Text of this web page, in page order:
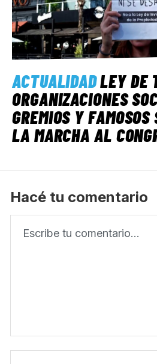
ACTUALIDADLEY DE
ORGANIZACIONES
GREMIOS Y
LA MARCHA AL
Hacé tu comentario